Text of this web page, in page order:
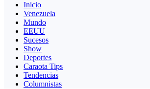
Inicio
Venezuela
Mundo
EEUU
Sucesos
Show
Deportes
Caraota Tips
Tendencias
Columnistas